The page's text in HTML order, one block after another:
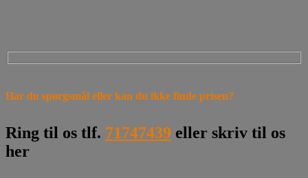
Har du spørgsmål eller kan du ikke finde prisen?
Ring til os tlf. 71747439 eller skriv til os
her